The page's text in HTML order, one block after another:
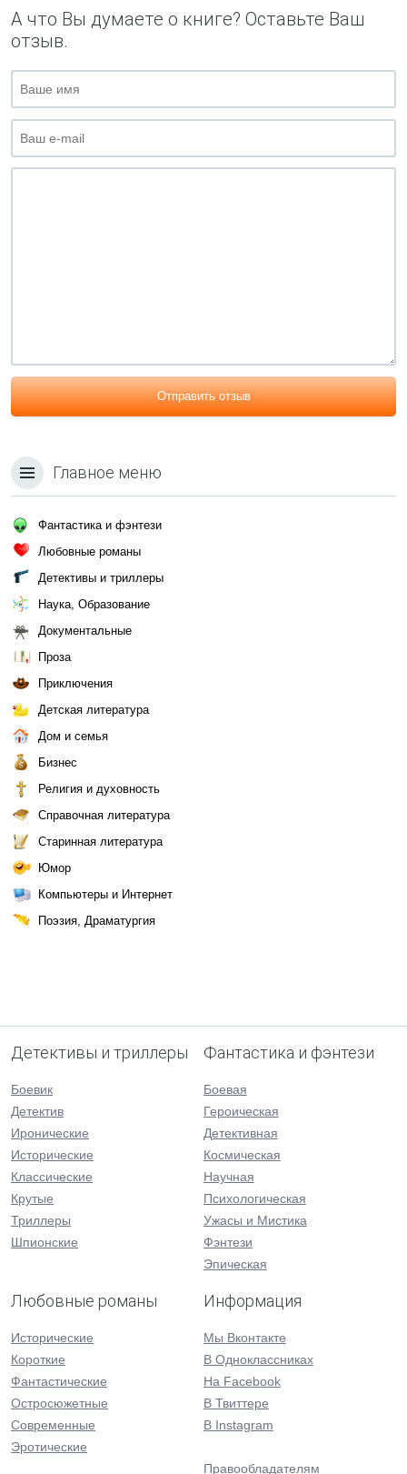
А что Вы думаете о книге? Оставьте Ваш
отзыв.
Отправить отзыв
Главное меню
Фантастика и фэнтези
Любовные романы
Детективы и триллеры
Наука, Образование
Документальные
Проза
Приключения
Детская литература
Дом и семья
Бизнес
Религия и духовность
Справочная литература
Старинная литература
Юмор
Компьютеры и Интернет
Поэзия, Драматургия
Детективы и триллеры
Боевик
Детектив
Иронические
Исторические
Классические
Крутые
Триллеры
Шпионские
Фантастика и фэнтези
Боевая
Героическая
Детективная
Космическая
Научная
Психологическая
Ужасы и Мистика
Фэнтези
Эпическая
Любовные романы
Исторические
Короткие
Фантастические
Остросюжетные
Современные
Эротические
Информация
Мы Вконтакте
В Одноклассниках
На Facebook
В Твиттере
В Instagram
Правообладателям